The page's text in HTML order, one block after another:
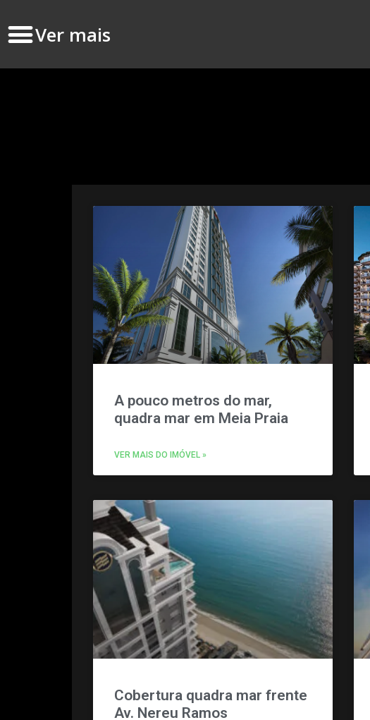
Ver mais
A pouco metros do mar,
quadra mar em Meia Praia
VER MAIS DO IMÓVEL »
Cobertura quadra mar frente
Av. Nereu Ramos